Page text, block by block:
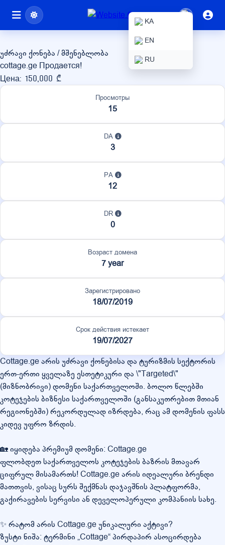
KA
EN
RU
cottage.ge
უძრავი ქონება / მშენებლობა
cottage.ge Продается!
Цена: 150,000 ₾
Просмотры
15
DA
3
PA
12
DR
0
Возраст домена
7 year
Зарегистрировано
18/07/2019
Срок действия истекает
19/07/2027
Cottage.ge არის უძრავი ქონებისა და ტურიზმის სექტორის
ერთ-ერთი ყველაზე ესთეტიკური და \"Targeted\"
(მიზნობრივი) დომენი საქართველოში. ბოლო წლებში
კოტეჯების ბიზნესი საქართველოში (განსაკუთრებით მთიან
რეგიონებში) რეკორდულად იზრდება, რაც ამ დომენის ფასს
კიდევ უფრო ზრდის.
🏡 იყიდება პრემიუმ დომენი: Cottage.ge
ფლობდეთ საქართველოს კოტეჯების ბაზრის მთავარ
ციფრულ მისამართს! Cottage.ge არის იდეალური ბრენდი
მათთვის, ვისაც სურს შექმნას დაჯავშნის პლატფორმა,
გაქირავების სერვისი ან დეველოპერული კომპანიის სახე.
✨ რატომ არის Cottage.ge უნიკალური აქტივი?
ზუსტი ნიშა: ტერმინი „Cottage“ პირდაპირ ასოცირდება